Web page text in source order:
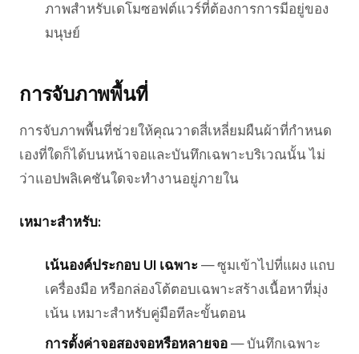
ภาพสำหรับเดโมซอฟต์แวร์ที่ต้องการการมีอยู่ของ
มนุษย์
การจับภาพพื้นที่
การจับภาพพื้นที่ช่วยให้คุณวาดสี่เหลี่ยมผืนผ้าที่กำหนด
เองที่ใดก็ได้บนหน้าจอและบันทึกเฉพาะบริเวณนั้น ไม่
ว่าแอปพลิเคชันใดจะทำงานอยู่ภายใน
เหมาะสำหรับ:
เน้นองค์ประกอบ UI เฉพาะ — ซูมเข้าไปที่แผง แถบ
เครื่องมือ หรือกล่องโต้ตอบเฉพาะสร้างเนื้อหาที่มุ่ง
เน้น เหมาะสำหรับคู่มือทีละขั้นตอน
การตั้งค่าจอสองจอหรือหลายจอ — บันทึกเฉพาะ